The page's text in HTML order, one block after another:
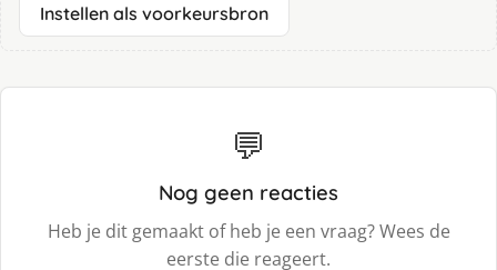
Instellen als voorkeursbron
💬
Nog geen reacties
Heb je dit gemaakt of heb je een vraag? Wees de
eerste die reageert.